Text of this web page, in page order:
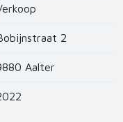
en analyse. Deze
of die ze hebben
2
Aalter